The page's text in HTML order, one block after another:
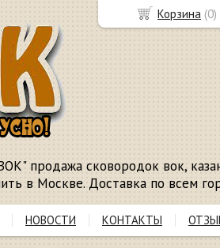
продажа сковородок вок,
в Москве. Доставка по всем
НОВОСТИ КОНТАКТЫ
Корзина (0)